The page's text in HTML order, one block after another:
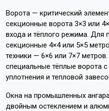
Ворота — критический
секционные ворота 3×3 или
входа и тёплого режима. Для
секционные 4×4 или 5×5
техники — 6×6 или 7×7
специальные тёплые ворота
уплотнения и тепловой
Окна на промышленных
двойным остеклением и